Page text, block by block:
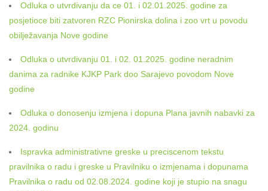
Odluka o utvrdivanju da ce 01. i 02.01.2025. godine za
posjetioce biti zatvoren RZC Pionirska dolina i zoo vrt u povodu
obilježavanja Nove godine
Odluka o utvrdivanju 01. i 02. 01.2025. godine neradnim
danima za radnike KJKP Park doo Sarajevo povodom Nove
godine
Odluka o donosenju izmjena i dopuna Plana javnih nabavki za
2024. godinu
Ispravka administrativne greske u preciscenom tekstu
pravilnika o radu i greske u Pravilniku o izmjenama i dopunama
Pravilnika o radu od 02.08.2024. godine koji je stupio na snagu